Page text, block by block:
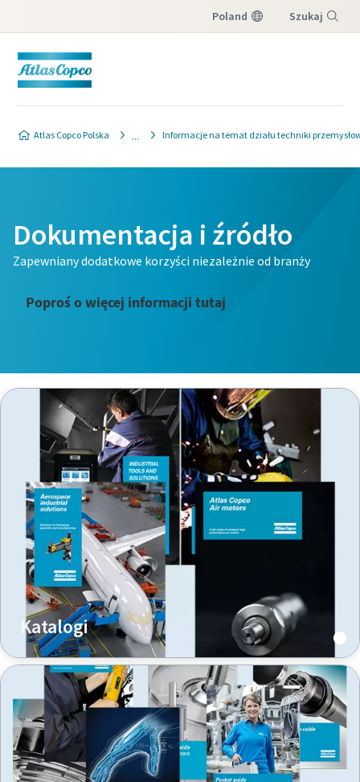
Poland Szukaj
Atlas Copco Polska Informacje na temat działu techniki
Czas na kalibrację?
Dokumentacja i źródło
Zapewniany dodatkowe korzyści niezależnie od branży
Poproś o więcej informacji tutaj
Katalogi